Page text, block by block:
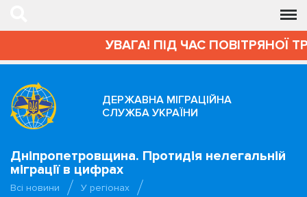
УВАГА! ПІД ЧАС ПОВІТРЯНОЇ
ДЕРЖАВНА МІГРАЦІЙНА
СЛУЖБА УКРАЇНИ
Дніпропетровщина. Протидія нелегальній
міграції в цифрах
Всі новини
У регіонах